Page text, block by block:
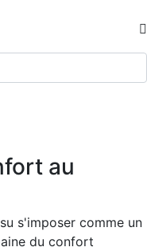
au
s'imposer comme un
du confort